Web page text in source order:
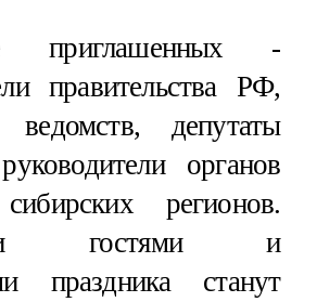
приглашенных -
правительства РФ,
ведомств, депутаты
органов
регионов.
гостями и
праздника станут